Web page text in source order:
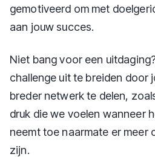
gemotiveerd om met
aan jouw succes.
Niet bang voor een
challenge uit te breiden door
breder netwerk te delen,
druk die we voelen wanneer
neemt toe naarmate er meer
zijn.